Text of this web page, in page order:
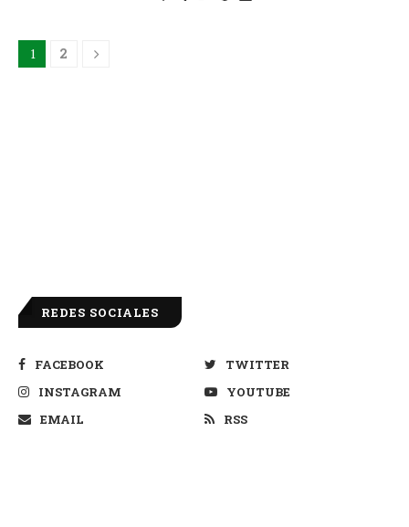
1 2
REDES SOCIALES
FACEBOOK
TWITTER
INSTAGRAM
YOUTUBE
EMAIL
RSS